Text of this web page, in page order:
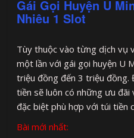
Gái Gọi Huyện U
Nhiêu 1 Slot
Tùy thuộc vào từng dịch vụ
một lần với gái gọi huyện U
triệu đồng đến 3 triệu đồng.
tiền sẽ luôn có những ưu đãi
đặc biệt phù hợp với túi tiền
Bài mới nhất: